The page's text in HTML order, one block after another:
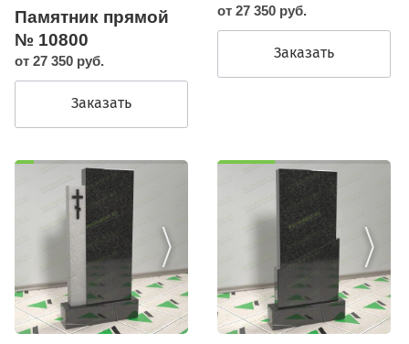
Памятник прямой
№ 10800
от 27 350 руб.
Заказать
от 27 350 руб.
Заказать